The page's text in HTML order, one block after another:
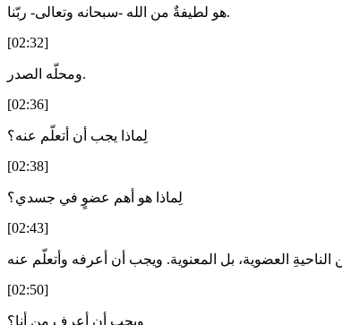
هو لطيفةٌ من الله -سبحانه وتعالى- ربّنا.
[02:32]
ومحلّه الصدر.
[02:36]
لِماذا يجب أن أتعلّم عنه؟
[02:38]
لِماذا هو أهم عضوٍ في جسدي؟
[02:43]
[02:50]
ويجب أن أعرف من أنا؟